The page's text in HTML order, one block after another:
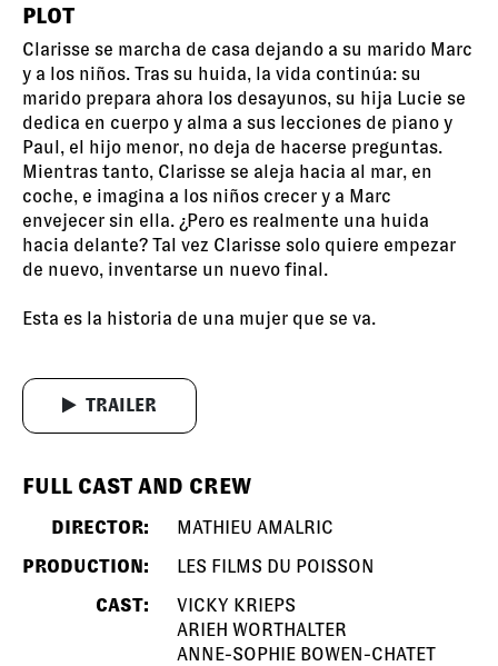
PLOT
Clarisse se marcha de casa dejando a su marido Marc
y a los niños. Tras su huida, la vida continúa: su
marido prepara ahora los desayunos, su hija Lucie se
dedica en cuerpo y alma a sus lecciones de piano y
Paul, el hijo menor, no deja de hacerse preguntas.
Mientras tanto, Clarisse se aleja hacia al mar, en
coche, e imagina a los niños crecer y a Marc
envejecer sin ella. ¿Pero es realmente una huida
hacia delante? Tal vez Clarisse solo quiere empezar
de nuevo, inventarse un nuevo final.
Esta es la historia de una mujer que se va.
TRAILER
FULL CAST AND CREW
DIRECTOR:
MATHIEU AMALRIC
PRODUCTION:
LES FILMS DU POISSON
CAST:
VICKY KRIEPS
ARIEH WORTHALTER
ANNE-SOPHIE BOWEN-CHATET